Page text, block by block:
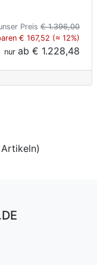
Preis € 1.396,00
€ 167,52 (≈ 12%)
nur ab € 1.228,48
Artikeln)